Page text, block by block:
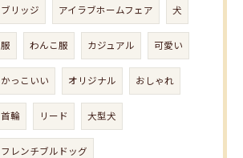
ブリッジ アイラブホームフェア 犬
服 わんこ服 カジュアル 可愛い
かっこいい オリジナル おしゃれ
首輪 リード 大型犬
フレンチブルドッグ